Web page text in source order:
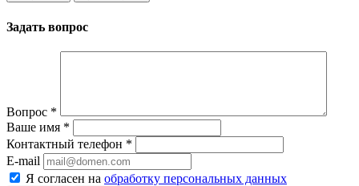
Задать вопрос
Вопрос *
Ваше имя *
Контактный телефон *
E-mail
Я согласен на обработку персональных данных